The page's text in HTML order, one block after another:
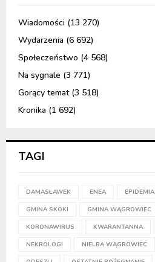
Wiadomości (13 270)
Wydarzenia (6 692)
Społeczeństwo (4 568)
Na sygnale (3 771)
Gorący temat(3 518)
Kronika (1 692)
TAGI
DAMASŁAWEK ENEA EPIDEMIA
GMINA SKOKI GMINA WĄGROWIEC
KORONAWIRUS KWARANTANNA
NEKROLOGI NIELBA WĄGROWIEC